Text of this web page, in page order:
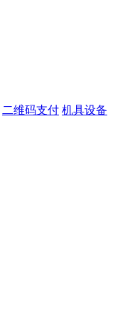
二维码支付 机具设备